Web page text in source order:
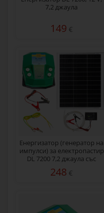
7,2 джаула
149 €
Енергизатор (генератор на
импулси) за електропастир
DL 7200 7,2 джаула със
соларна система 50 W
248 €